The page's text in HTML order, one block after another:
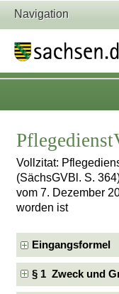
Navigation
Vollzitat:
(SächsGVBl. S.
vom 7. Dezember
worden ist
Eingangsformel
§ 1 Zweck und